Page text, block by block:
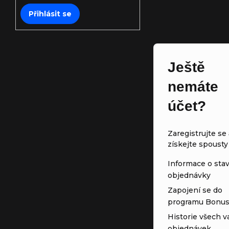
Přihlásit se
Ještě
nemáte
účet?
Zaregistrujte se
získejte spousty
Informace o
objednávky
Zapojení se do
programu
Historie všech